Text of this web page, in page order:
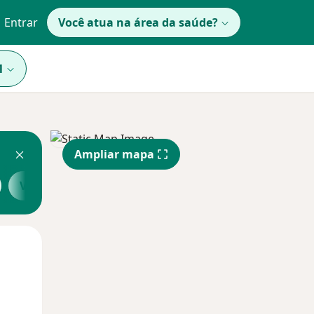
Entrar Você atua na área da saúde?
Veja mais
Ampliar mapa